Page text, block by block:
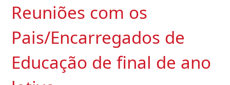
Reuniões com os
Pais/Encarregados de
Educação de final de ano